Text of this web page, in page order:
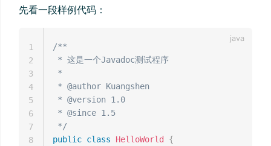
先看一段样例代码：
/**
* 这是一个Javadoc测试程序
*
* @author Kuangshen
* @version 1.0
* @since 1.5
*/
public class HelloWorld
{
1
2
3
4
5
6
7
8